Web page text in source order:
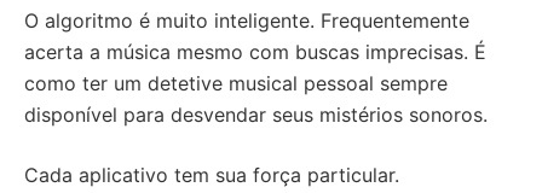
O algoritmo é muito inteligente. Frequentemente
acerta a música mesmo com buscas imprecisas. É
como ter um detetive musical pessoal sempre
disponível para desvendar seus mistérios sonoros.
Cada aplicativo tem sua força particular.